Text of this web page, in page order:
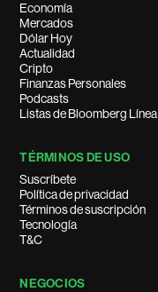
Economía
Mercados
Dólar Hoy
Actualidad
Cripto
Finanzas Personales
Podcasts
Listas de Bloomberg Línea
TÉRMINOS DE USO
Suscríbete
Política de privacidad
Términos de suscripción
Tecnología
T&C
NEGOCIOS